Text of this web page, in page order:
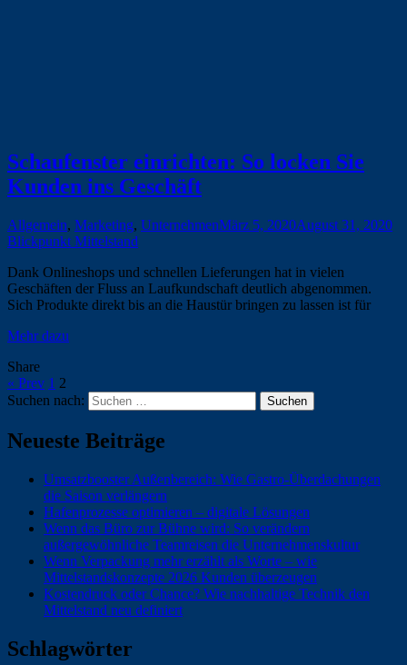
Schaufenster einrichten: So locken Sie
Kunden ins Geschäft
Allgemein, Marketing, UnternehmenMärz 5, 2020August 31, 2020
Blickpunkt Mittelstand
Dank Onlineshops und schnellen Lieferungen hat in vielen
Geschäften der Fluss an Laufkundschaft deutlich abgenommen.
Sich Produkte direkt bis an die Haustür bringen zu lassen ist für
Mehr dazu
Share
« Prev 1 2
Suchen nach:
Neueste Beiträge
Umsatzbooster Außenbereich: Wie Gastro-Überdachungen
die Saison verlängern
Hafenprozesse optimieren – digitale Lösungen
Wenn das Büro zur Bühne wird: So verändern
außergewöhnliche Teamreisen die Unternehmenskultur
Wenn Verpackung mehr erzählt als Worte – wie
Mittelstandskonzepte 2026 Kunden überzeugen
Kostendruck oder Chance? Wie nachhaltige Technik den
Mittelstand neu definiert
Schlagwörter